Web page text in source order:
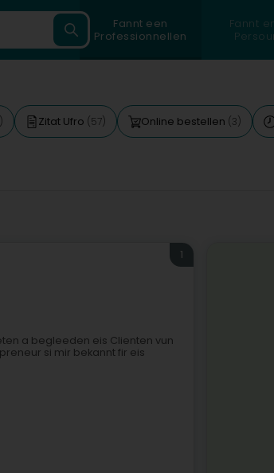
Fannt een
Professionnellen
Fannt
Zitat Ufro (57) Online bestellen (3)
1
a begleeden eis Clienten vun
si mir bekannt fir eis